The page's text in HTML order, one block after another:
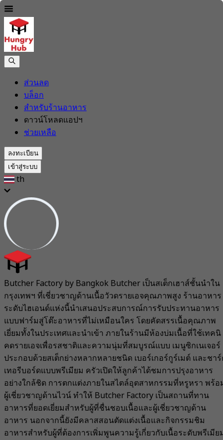
ส่วนลด
บล็อก
สำหรับร้านอาหาร
ดาวน์โหลดแอปฯ
ช่วยเหลือ
ลงทะเบียน
เข้าสู่ระบบ
th
Butcher Factory by Bangkok Butcher เป็นสเต็กเฮาส์ชั้นนำใน
กรุงเทพฯ ที่เชี่ยวชาญด้านเนื้อวัวดรายเอจคุณภาพสูง ร้านอาหาร
ระดับไฮเอนด์แห่งนี้นำเสนอประสบการณ์การรับประทานอาหาร
แบบฟาร์มสู่โต๊ะอาหารที่ไม่เหมือนใคร โดยคัดสรรเนื้อคุณภาพ
เยี่ยมทั้งในประเทศและนำเข้า ภายในร้านมีห้องบ่มเนื้อที่ใช้เทคนิ
คดรายเอจเพื่อรสชาติและความนุ่มที่สมบูรณ์แบบ เมนูซิกเนเจอร์
ประกอบด้วยสเต็กย่างหลากหลายชนิด เบอร์เกอร์กูร์เมต์ และชา
เทอรีบอร์ดแบบพรีเมียม ครัวเปิดให้ลูกค้าได้ชมการปรุงอาหาร
อย่างใกล้ชิด การตกแต่งภายในสไตล์อุตสาหกรรมที่หรูหรา พร้อ
ผู้เชี่ยวชาญด้านไวน์ ทำให้ Butcher Factory เป็นสถานที่ทาน
อาหารที่ยอดเยี่ยมสำหรับผู้ที่ชื่นชอบเนื้อและผู้เชี่ยวชาญด้าน
อาหาร นอกจากนี้ยังมีคลาสสอนตัดแต่งเนื้อและกิจกรรมชิม
อาหารสำหรับผู้ที่ต้องการเพิ่มพูนความรู้เกี่ยวกับเนื้อระดับพรีเมีย